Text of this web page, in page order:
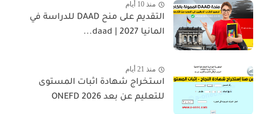
منذ 10 أيام
التقديم على منح DAAD للدراسة في
المانيا 2027 | daad...
منذ 21 أيام
استخراج شهادة اثبات المستوى
للتعليم عن بعد 2026 ONEFD